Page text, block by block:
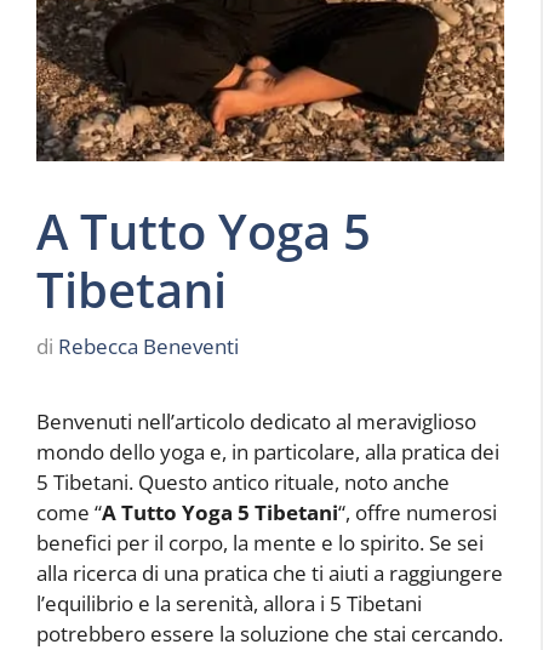
A Tutto Yoga 5
Tibetani
di Rebecca Beneventi
Benvenuti nell’articolo dedicato al meraviglioso
mondo dello yoga e, in particolare, alla pratica dei
5 Tibetani. Questo antico rituale, noto anche
come “A Tutto Yoga 5 Tibetani“, offre numerosi
benefici per il corpo, la mente e lo spirito. Se sei
alla ricerca di una pratica che ti aiuti a raggiungere
l’equilibrio e la serenità, allora i 5 Tibetani
potrebbero essere la soluzione che stai cercando.